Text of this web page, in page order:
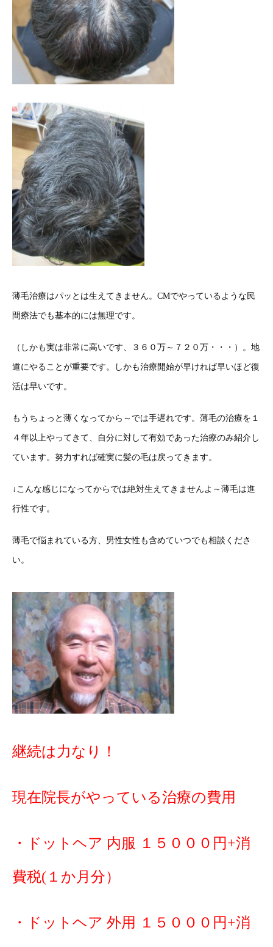
薄毛治療はパッとは生えてきません。CMでやっているような民
間療法でも基本的には無理です。
（しかも実は非常に高いです、３６０万～７２０万・・・）。地
道にやることが重要です。しかも治療開始が早ければ早いほど復
活は早いです。
もうちょっと薄くなってから～では手遅れです。薄毛の治療を１
４年以上やってきて、自分に対して有効であった治療のみ紹介し
ています。努力すれば確実に髪の毛は戻ってきます。
↓こんな感じになってからでは絶対生えてきませんよ～薄毛は進
行性です。
薄毛で悩まれている方、男性女性も含めていつでも相談くださ
い。
継続は力なり！
現在院長がやっている治療の費用
・ドットヘア 内服 １５０００円+消
費税(１か月分）
・ドットヘア 外用 １５０００円+消